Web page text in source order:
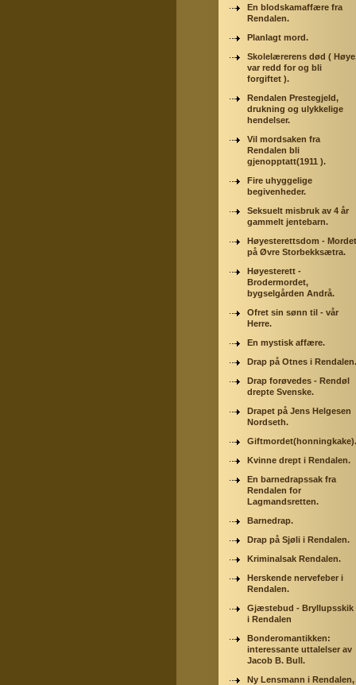
En blodskamaffære fra
Rendalen.
Planlagt mord.
Skolelærerens død (
var redd for og bli
forgiftet ).
Rendalen Prestegjeld,
drukning og ulykkelige
hendelser.
Vil mordsaken fra
Rendalen bli
gjenopptatt(1911 ).
Fire uhyggelige
begivenheder.
Seksuelt misbruk av 4 år
gammelt jentebarn.
Høyesterettsdom - Mordet
på Øvre Storbekksætra.
Høyesterett -
Brodermordet,
bygselgården Andrå.
Ofret sin sønn til - vår
Herre.
En mystisk affære.
Drap på Otnes i Rendalen.
Drap forøvedes - Rendøl
drepte Svenske.
Drapet på Jens Helgesen
Nordseth.
Giftmordet(honningkake).
Kvinne drept i Rendalen.
En barnedrapssak fra
Rendalen for
Lagmandsretten.
Barnedrap.
Drap på Sjøli i Rendalen.
Kriminalsak Rendalen.
Herskende nervefeber i
Rendalen.
Gjæstebud - Bryllupsskik
i Rendalen
Bonderomantikken:
interessante uttalelser av
Jacob B. Bull.
Ny Lensmann i Rendalen,